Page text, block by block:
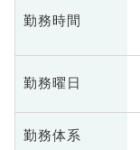
勤務時間
勤務曜日
勤務体系